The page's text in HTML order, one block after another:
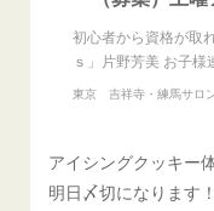
初心者から資格
ｓ」片野芳美 お子
アイシングクッキー
明日〆切になります